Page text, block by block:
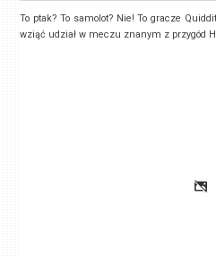
To ptak? To samolot? Nie! To gracze
wziąć udział w meczu znanym z przygód